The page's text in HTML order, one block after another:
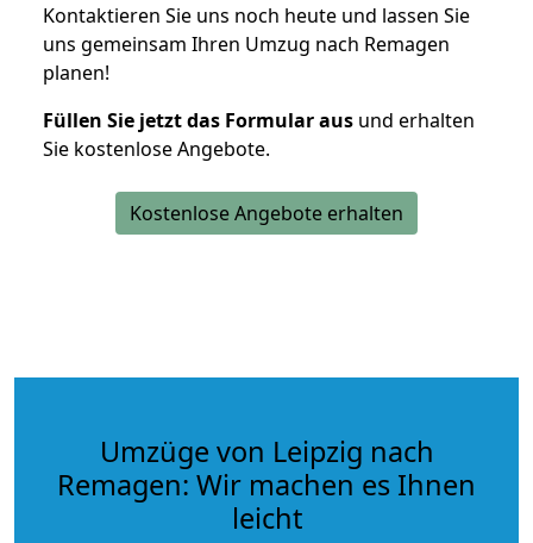
Kontaktieren Sie uns noch heute und lassen Sie
uns gemeinsam Ihren Umzug nach Remagen
planen!
Füllen Sie jetzt das Formular aus und erhalten
Sie kostenlose Angebote.
Kostenlose Angebote erhalten
Umzüge von Leipzig nach
Remagen: Wir machen es Ihnen
leicht